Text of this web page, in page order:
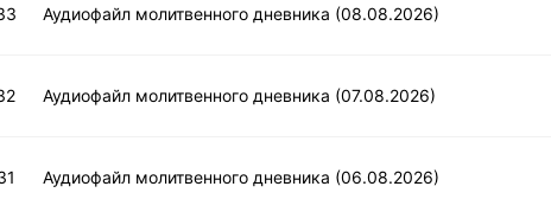
Аудиофайл молитвенного дневника (08.08.2026)
Аудиофайл молитвенного дневника (07.08.2026)
Аудиофайл молитвенного дневника (06.08.2026)